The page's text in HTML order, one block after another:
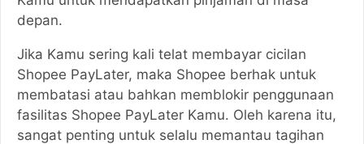
depan.
Jika Kamu sering kali telat membayar cicilan
Shopee PayLater, maka Shopee berhak untuk
membatasi atau bahkan memblokir penggunaan
fasilitas Shopee PayLater Kamu. Oleh karena itu,
sangat penting untuk selalu memantau tagihan